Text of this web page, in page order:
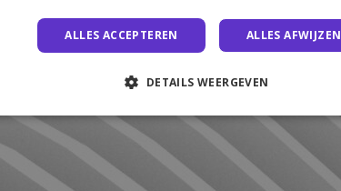
ALLES ACCEPTEREN ALLES AFWIJZEN
DETAILS WEERGEVEN